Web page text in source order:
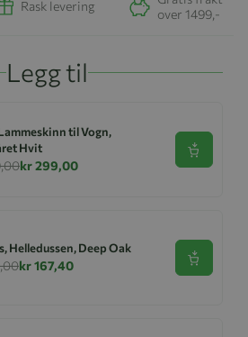
Rask levering
over 1499,-
Legg til
til Vogn,
Hvit
kr 299,00
Se
Helledussen, Deep Oak
kr 167,40 Se